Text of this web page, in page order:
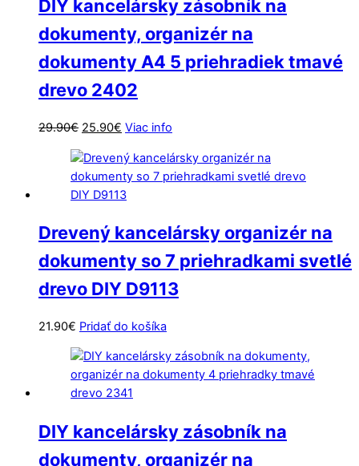
DIY kancelársky zásobník na
dokumenty, organizér na
dokumenty A4 5 priehradiek tmavé
drevo 2402
29.90€ Pôvodná
bola:
29.90€.
25.90€ Aktuálna
je:
25.90€.
Viac info
Drevený kancelársky organizér na
dokumenty so 7 priehradkami svetlé
drevo DIY D9113
21.90€ Pridať do košíka
DIY kancelársky zásobník na
dokumenty, organizér na